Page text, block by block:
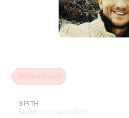
BIRTH
Date: not specified